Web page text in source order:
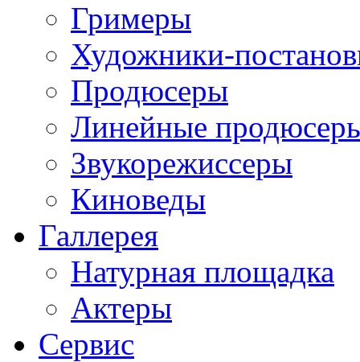
Гримеры
Художники-
Продюсеры
Линейные
Звукорежиссеры
Киноведы
Галлерея
Натурная площадка
Актеры
Сервис